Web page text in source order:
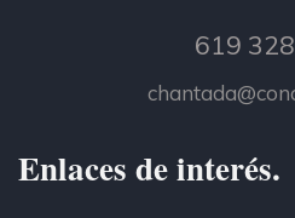
619
Enlaces de interés.